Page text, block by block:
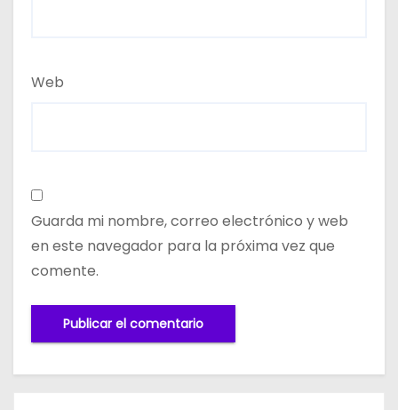
Web
Guarda mi nombre, correo electrónico y web
en este navegador para la próxima vez que
comente.